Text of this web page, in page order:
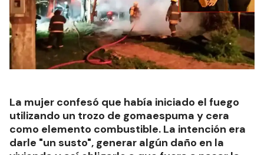
La mujer confesó que había iniciado el fuego
utilizando un trozo de gomaespuma y cera
como elemento combustible. La intención era
darle "un susto", generar algún daño en la